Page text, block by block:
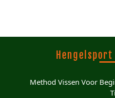
Method Vissen Voor